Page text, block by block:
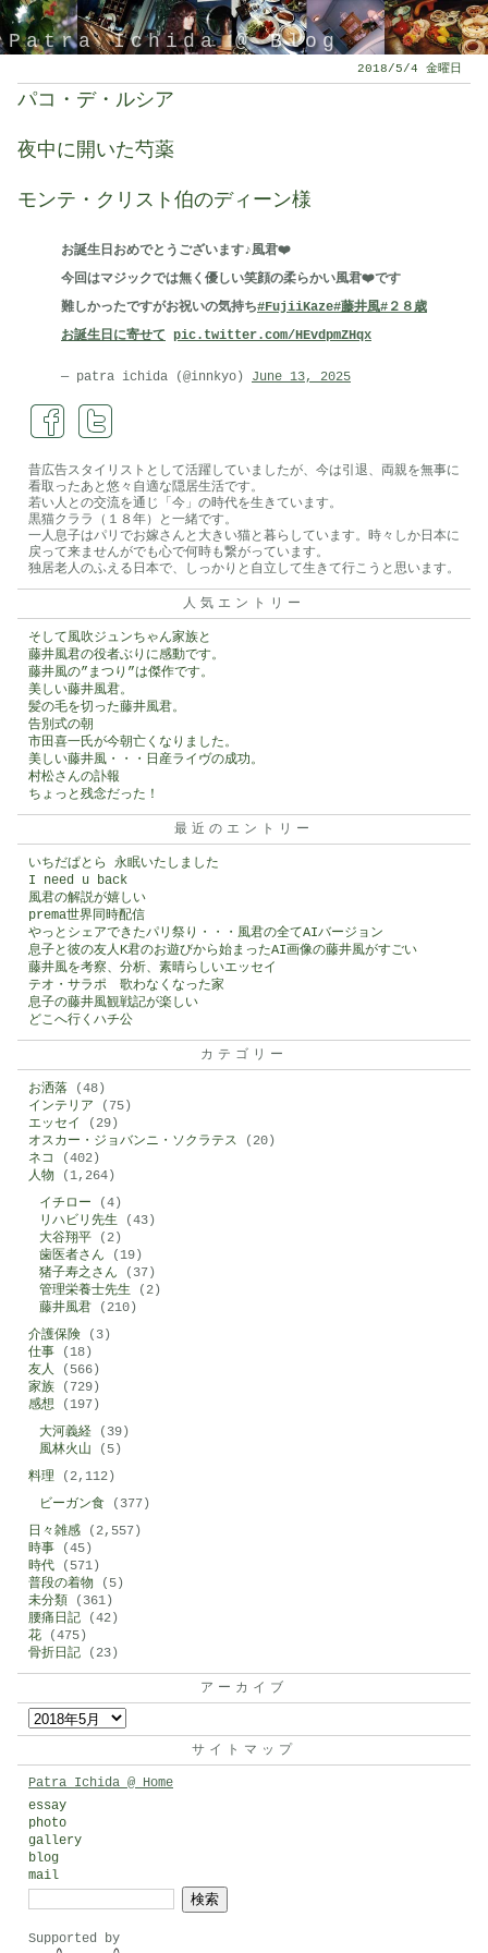
Patra Ichida @ Blog
引退したスタイリストの隠居ブログ
2018/5/4 金曜日
パコ・デ・ルシア
夜中に開いた芍薬
モンテ・クリスト伯のディーン様
お誕生日おめでとうございます♪風君❤️
今回はマジックでは無く優しい笑顔の柔らかい風君❤️です
難しかったですがお祝いの気持ち#FujiiKaze#藤井風#２８歳
お誕生日に寄せて pic.twitter.com/HEvdpmZHqx
— patra ichida (@innkyo) June 13, 2025
昔広告スタイリストとして活躍していましたが、今は引退、両親を無事に
看取ったあと悠々自適な隠居生活です。
若い人との交流を通じ「今」の時代を生きています。
黒猫クララ（１８年）と一緒です。
一人息子はパリでお嫁さんと大きい猫と暮らしています。時々しか日本に
戻って来ませんがでも心で何時も繋がっています。
独居老人のふえる日本で、しっかりと自立して生きて行こうと思います。
人気エントリー
そして風吹ジュンちゃん家族と
藤井風君の役者ぶりに感動です。
藤井風の”まつり”は傑作です。
美しい藤井風君。
髪の毛を切った藤井風君。
告別式の朝
市田喜一氏が今朝亡くなりました。
美しい藤井風・・・日産ライヴの成功。
村松さんの訃報
ちょっと残念だった！
最近のエントリー
いちだぱとら 永眠いたしました
I need u back
風君の解説が嬉しい
prema世界同時配信
やっとシェアできたパリ祭り・・・風君の全てAIバージョン
息子と彼の友人K君のお遊びから始まったAI画像の藤井風がすごい
藤井風を考察、分析、素晴らしいエッセイ
テオ・サラポ 歌わなくなった家
息子の藤井風観戦記が楽しい
どこへ行くハチ公
カテゴリー
お洒落 (48)
インテリア (75)
エッセイ
(29)
オスカー・ジョバンニ・ソクラテス (20)
ネコ
(402)
人物 (1,264)
イチロー (4)
リハビリ先生 (43)
大谷翔平 (2)
歯医者さん (19)
猪子寿之さん (37)
管理栄養士先生 (2)
藤井風君 (210)
介護保険 (3)
仕事 (18)
友人 (566)
家族 (729)
感想 (197)
大河義経 (39)
風林火山 (5)
料理 (2,112)
ビーガン食 (377)
日々雑感 (2,557)
時事 (45)
時代 (571)
普段の着物 (5)
未分類 (361)
腰痛日記 (42)
花 (475)
骨折日記 (23)
アーカイブ
イ
サイトマップ
Patra Ichida @ Home
essay
photo
gallery
blog
mail
Supported by